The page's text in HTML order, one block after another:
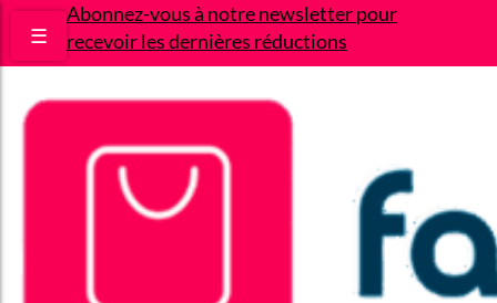
Abonnez-vous à notre newsletter pour
recevoir les dernières réductions
☰